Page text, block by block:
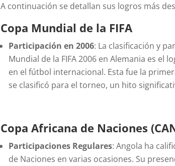
A continuación se detallan sus logros más
Copa Mundial de la FIFA
Participación en 2006: La clasificación y
Mundial de la FIFA 2006 en Alemania es el
en el fútbol internacional. Esta fue la
se clasificó para el torneo, un hito
Copa Africana de Naciones
Participaciones Regulares: Angola ha
de Naciones en varias ocasiones. Su